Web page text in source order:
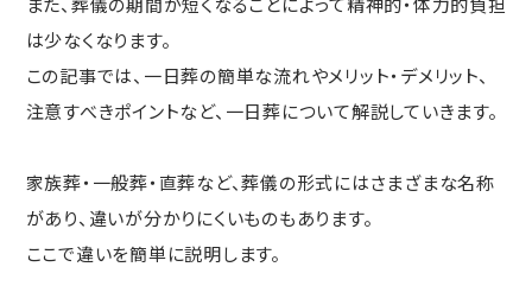
は少なくなります。
この記事では、一日葬の簡単な流れやメリット・デメリット、
注意すべきポイントなど、一日葬について解説していきます。
家族葬・一般葬・直葬など、葬儀の形式にはさまざまな名称
があり、違いが分かりにくいものもあります。
ここで違いを簡単に説明します。